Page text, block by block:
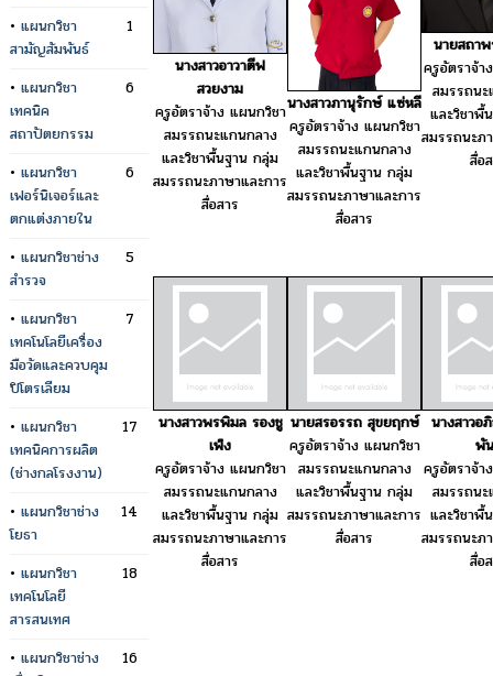
• แผนกวิชา
สามัญสัมพันธ์
1
• แผนกวิชา
เทคนิค
สถาปัตยกรรม
6
• แผนกวิชา
เฟอร์นิเจอร์และ
ตกแต่งภายใน
6
• แผนกวิชาช่าง
สำรวจ
5
• แผนกวิชา
เทคโนโลยีเครื่อง
มือวัดและควบคุม
ปิโตรเลียม
7
• แผนกวิชา
เทคนิคการผลิต
(ช่างกลโรงงาน)
17
• แผนกวิชาช่าง
โยธา
14
• แผนกวิชา
เทคโนโลยี
สารสนเทศ
18
• แผนกวิชาช่าง
16
นางสาวอาวาตีฟ
สวยงาม
ครูอัตราจ้าง แผนกวิชา
สมรรถนะแกนกลาง
และวิชาพื้นฐาน กลุ่ม
สมรรถนะภาษาและการ
สื่อสาร
นางสาวภานุรักษ์ แซ่หลี
ครูอัตราจ้าง แผนกวิชา
สมรรถนะแกนกลาง
และวิชาพื้นฐาน กลุ่ม
สมรรถนะภาษาและการ
สื่อสาร
นายสถา
ครูอัตราจ้า
สมรรถน
และวิชาพื้
สมรรถนะภ
สื่อ
นางสาวพรพิมล รองชู
เพ็ง
ครูอัตราจ้าง แผนกวิชา
สมรรถนะแกนกลาง
และวิชาพื้นฐาน กลุ่ม
สมรรถนะภาษาและการ
สื่อสาร
นายสรอรรถ สุขยฤกษ์
ครูอัตราจ้าง แผนกวิชา
สมรรถนะแกนกลาง
และวิชาพื้นฐาน กลุ่ม
สมรรถนะภาษาและการ
สื่อสาร
นางสาว
พั
ครูอัตราจ้า
สมรรถน
และวิชาพื้
สมรรถนะภ
สื่อ